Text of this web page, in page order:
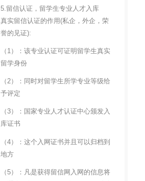
5.留信认证，留学生专业人才入库
真实留信认证的作用(私企，外企，荣
誉的见证):
（1）：该专业认证可证明留学生真实
留学身份
（2）：同时对留学生所学专业等级给
予评定
（3）：国家专业人才认证中心颁发入
库证书
（4）：这个入网证书并且可以归档到
地方
（5）：凡是获得留信网入网的信息将